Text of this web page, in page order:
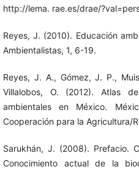
http://lema. rae.es/drae/
Reyes, J. (2010). Educación
Ambientalistas, 1, 6-19.
Reyes, J. A., Gómez, J. P.,
Villalobos, O. (2012). Atlas
ambientales en México.
Cooperación para la Agricultura/
Sarukhán, J. (2008). Prefacio.
Conocimiento actual de la